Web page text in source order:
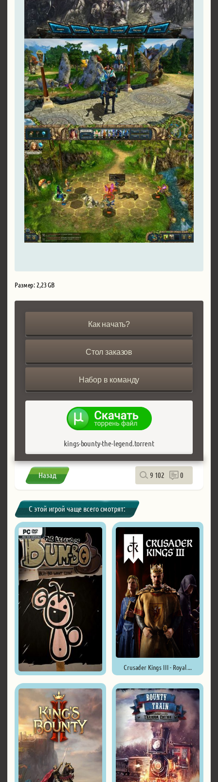
Размер: 2,23 GB
Как начать?
Стол заказов
Набор в команду
kings-bounty-the-legend.torrent
Назад 9 102 0
С этой игрой чаще всего смотрят:
Crusader Kings III - Royal ...